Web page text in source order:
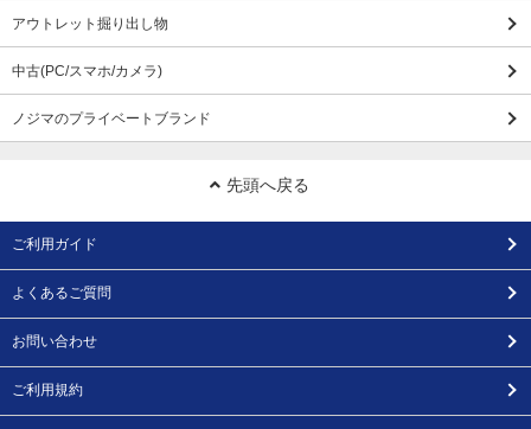
アウトレット掘り出し物
中古(PC/スマホ/カメラ)
ノジマのプライベートブランド
先頭へ戻る
ご利用ガイド
よくあるご質問
お問い合わせ
ご利用規約